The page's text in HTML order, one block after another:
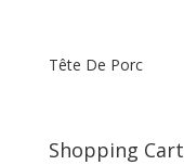
Tête De Porc
Shopping Cart